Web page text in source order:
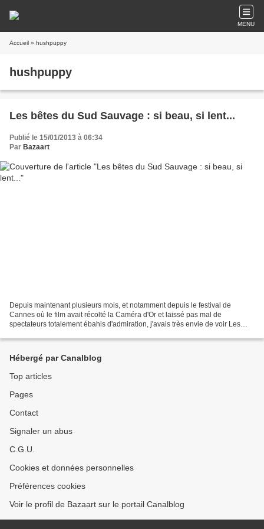
MENU
Accueil » hushpuppy
hushpuppy
Les bêtes du Sud Sauvage : si beau, si lent...
Publié le 15/01/2013 à 06:34
Par Bazaart
Depuis maintenant plusieurs mois, et notamment depuis le festival de
Cannes où le film avait récolté la Caméra d'Or et laissé pas mal de
spectateurs totalement ébahis d'admiration, j'avais très envie de voir Les
Hébergé par Canalblog
Top articles
Pages
Contact
Signaler un abus
C.G.U.
Cookies et données personnelles
Préférences cookies
Voir le profil de Bazaart sur le portail Canalblog